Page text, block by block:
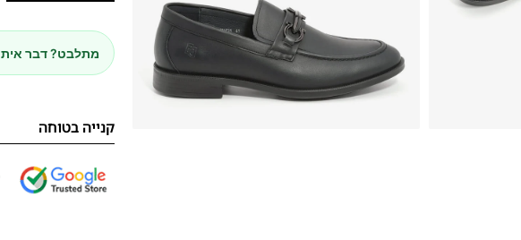
מתלבט? דבר
קנייה בטוחה